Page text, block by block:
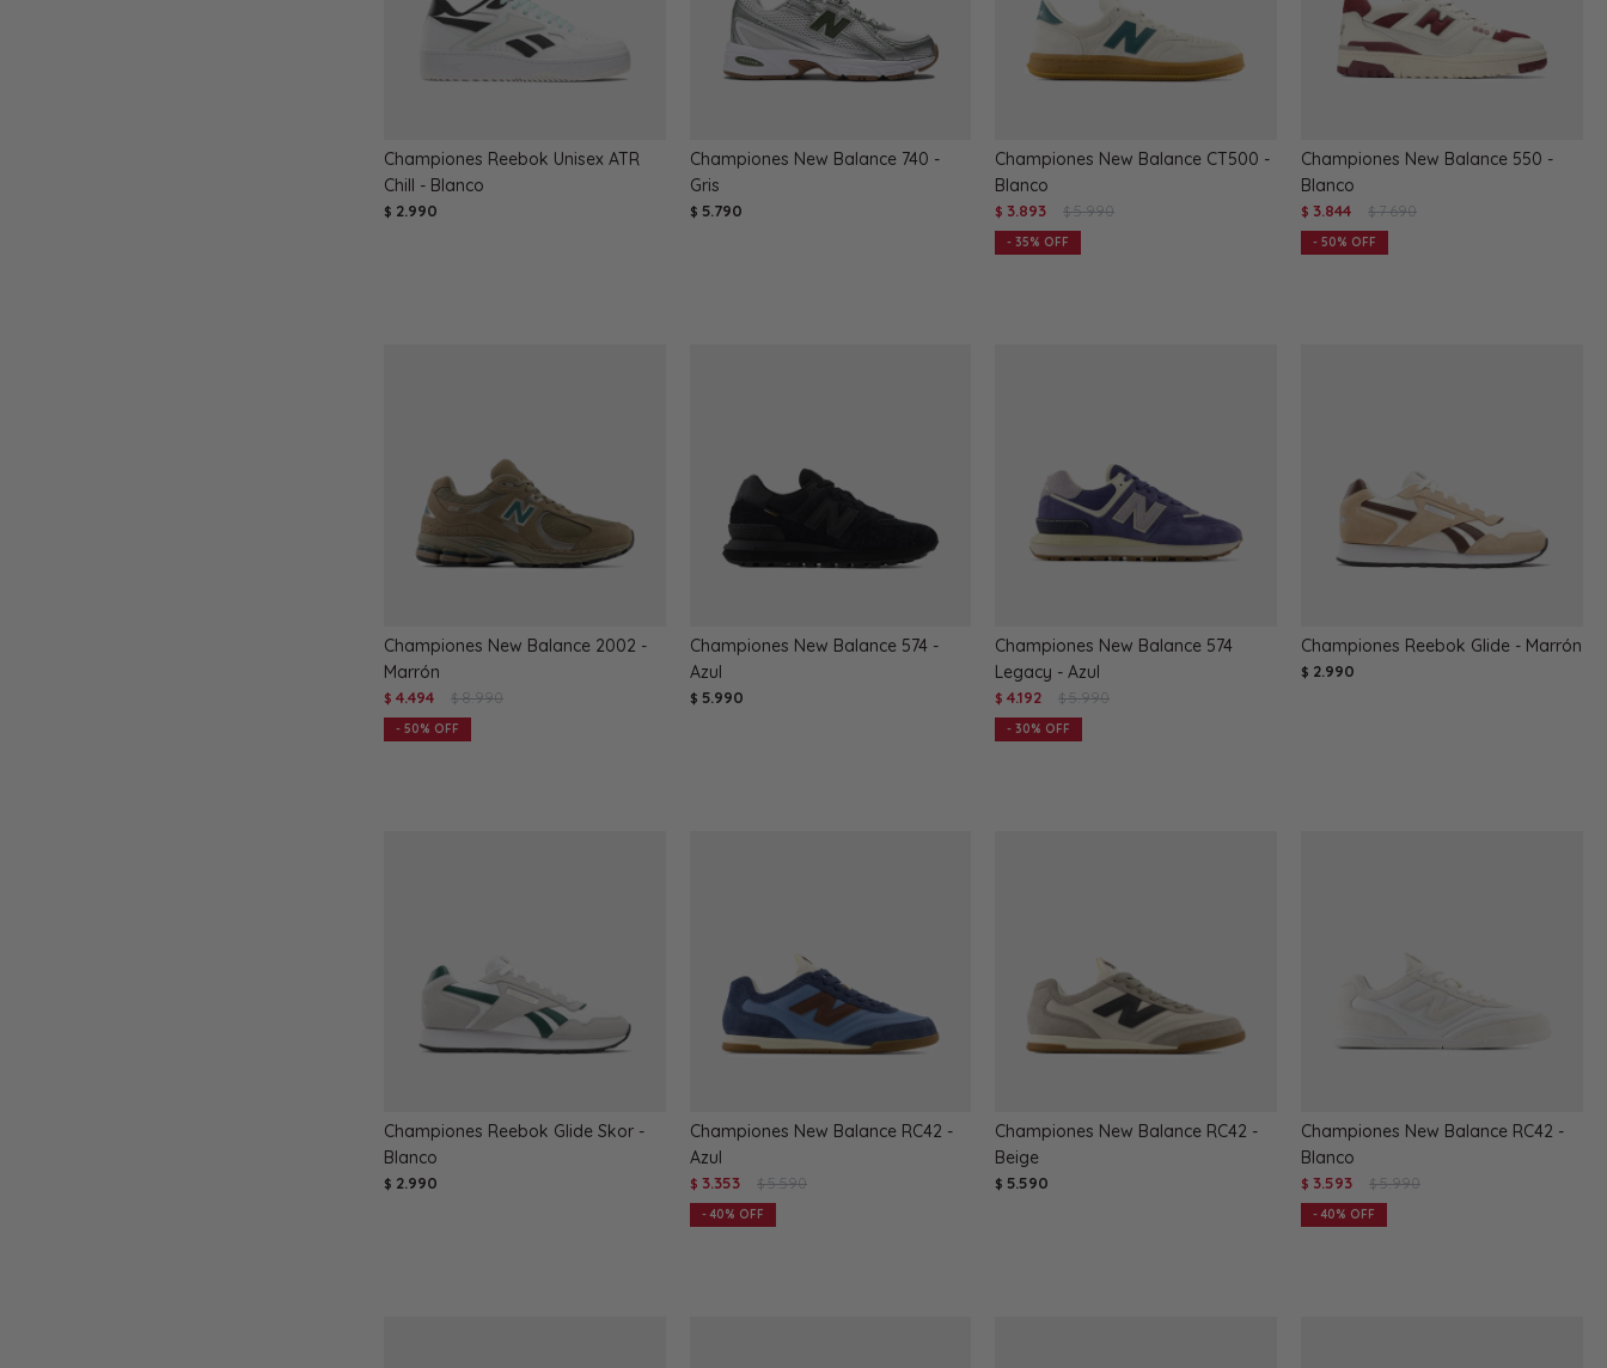
Championes Reebok Unisex ATR
Chill - Blanco
$ 2.990
Championes New Balance 740 -
Gris
$ 5.790
Championes New Balance CT500 -
Blanco
$ 3.893 $ 5.990
35
Championes New Balance 550 -
Blanco
$ 3.844 $ 7.690
50
Championes New Balance 2002 -
Marrón
$ 4.494 $ 8.990
50
Championes New Balance 574 -
Azul
$ 5.990
Championes New Balance 574
Legacy - Azul
$ 4.192 $ 5.990
30
Championes Reebok Glide - Marrón
$ 2.990
Championes Reebok Glide Skor -
Blanco
$ 2.990
Championes New Balance RC42 -
Azul
$ 3.353 $ 5.590
40
Championes New Balance RC42 -
Beige
$ 5.590
Championes New Balance RC42 -
Blanco
$ 3.593 $ 5.990
40